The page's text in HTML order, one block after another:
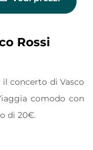
Rossi
il concerto di Vasco
comodo con
di 20€.